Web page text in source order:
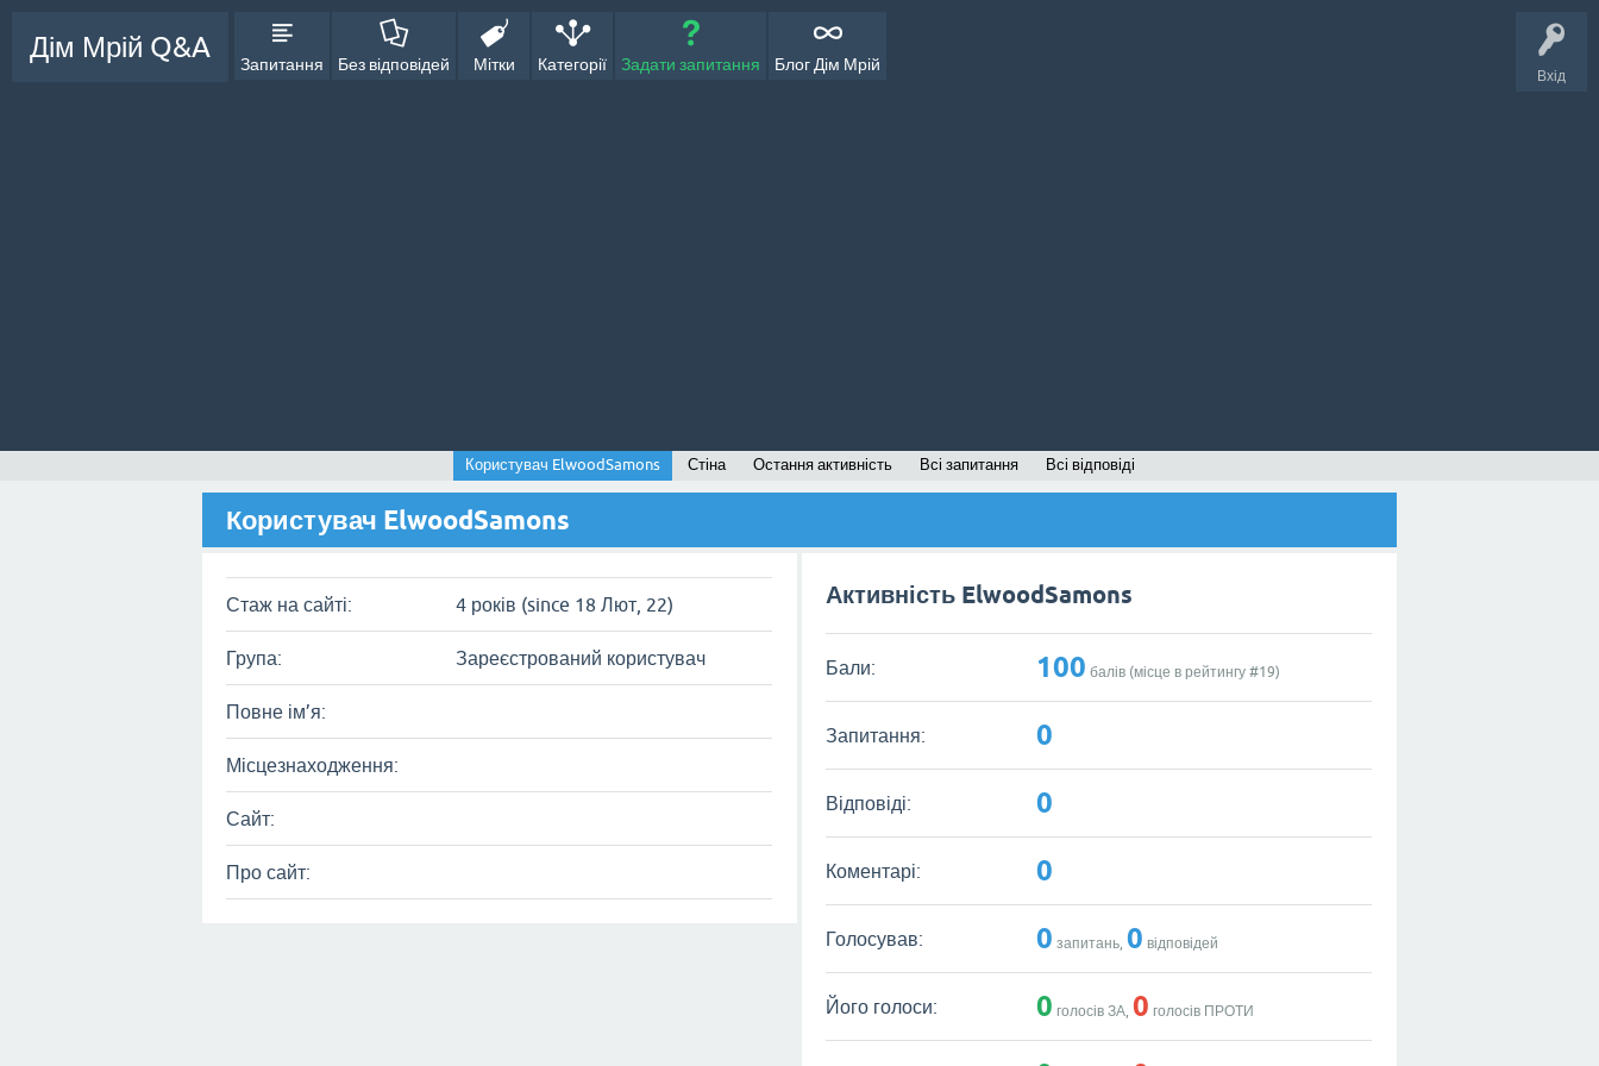
Вхід
Дім Мрій Q&A
Запитання Без відповідей Мітки Категорії Задати запитання Блог Дім Мрій
Користувач ElwoodSamons Стіна Остання активність Всі запитання Всі відповіді
Користувач ElwoodSamons
Стаж на сайті: 4 років (since 18 Лют, 22)
Група: Зареєстрований користувач
Повне ім’я:
Місцезнаходження:
Сайт:
Про сайт:
Активність ElwoodSamons
Бали: 100 балів (місце в рейтингу #19)
Запитання: 0
Відповіді: 0
Коментарі: 0
Голосував: 0 запитань,0 відповідей
Його голоси: 0 голосів ЗА,0 голосів ПРОТИ